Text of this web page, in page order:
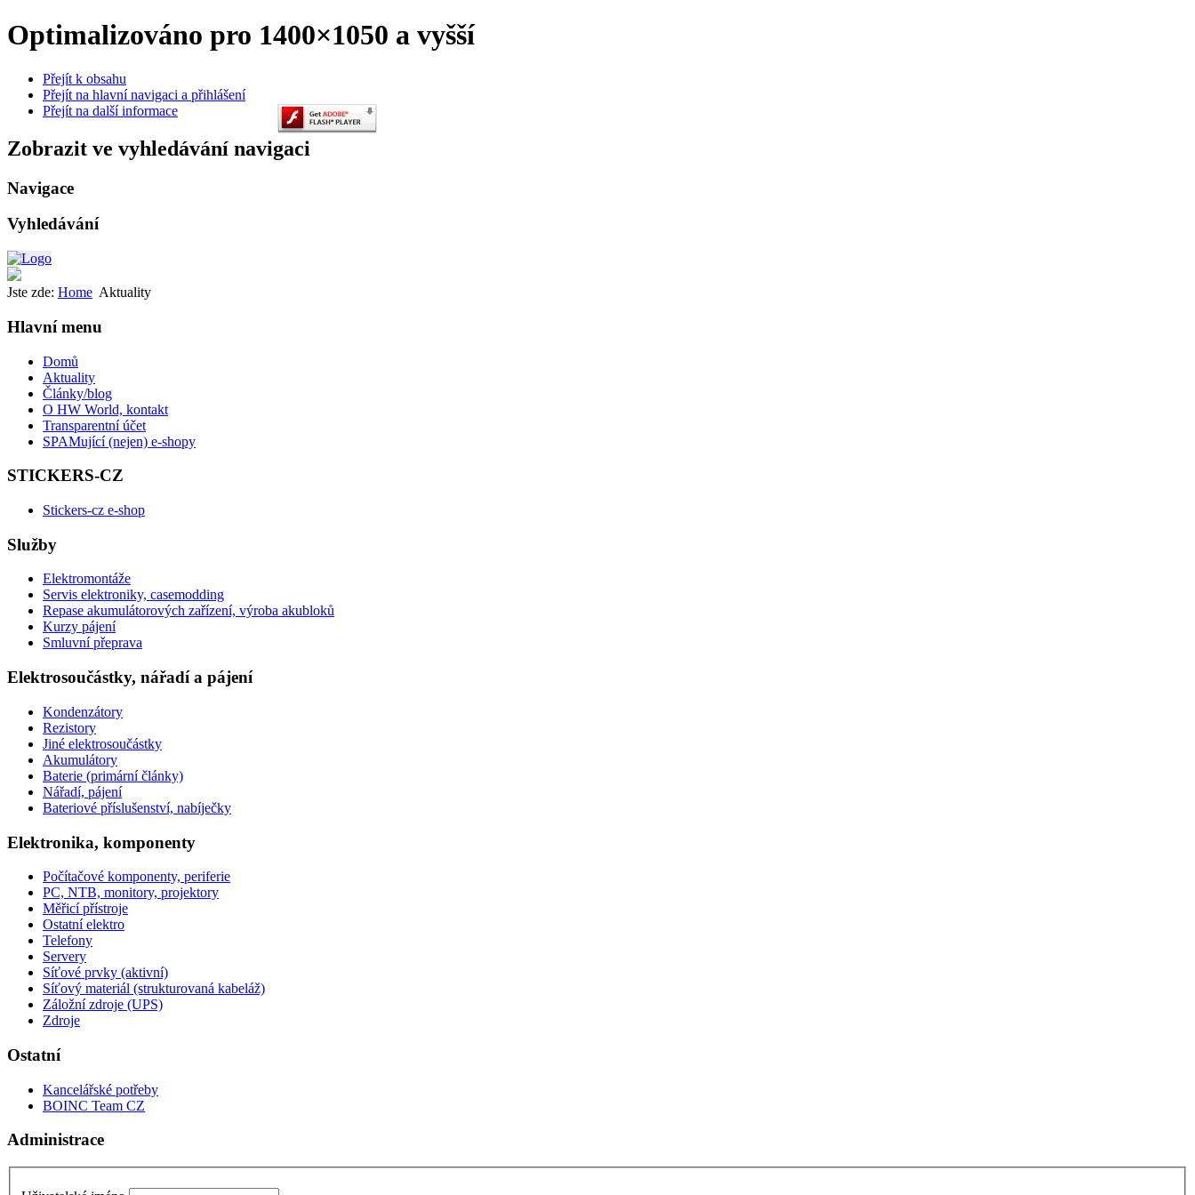
Optimalizováno pro 1400×1050 a vyšší
Přejít k obsahu
Přejít na hlavní navigaci a přihlášení
Přejít na další informace
Zobrazit ve vyhledávání navigaci
Navigace
Vyhledávání
Jste zde: Home Aktuality
Hlavní menu
Domů
Aktuality
Články/blog
O HW World, kontakt
Transparentní účet
SPAMující (nejen) e-shopy
STICKERS-CZ
Stickers-cz e-shop
Služby
Elektromontáže
Servis elektroniky, casemodding
Repase akumulátorových zařízení, výroba akubloků
Kurzy pájení
Smluvní přeprava
Elektrosoučástky, nářadí a pájení
Kondenzátory
Rezistory
Jiné elektrosoučástky
Akumulátory
Baterie (primární články)
Nářadí, pájení
Bateriové příslušenství, nabíječky
Elektronika, komponenty
Počítačové komponenty, periferie
PC, NTB, monitory, projektory
Měřicí přístroje
Ostatní elektro
Telefony
Servery
Síťové prvky (aktivní)
Síťový materiál (strukturovaná kabeláž)
Záložní zdroje (UPS)
Zdroje
Ostatní
Kancelářské potřeby
BOINC Team CZ
Administrace